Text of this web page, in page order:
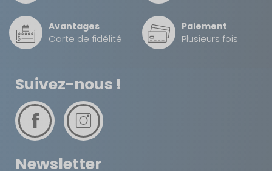
Avantages
Carte de fidélité
Paiement
Plusieurs fois
Suivez-nous !
Newsletter